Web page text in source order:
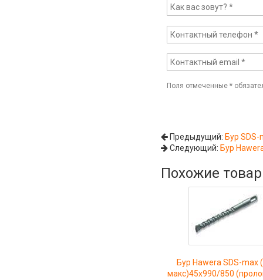
Поля отмеченные*
Предыдущий: Бур
Следующий: Бур
Похожие
Бур Hawera SDS-max
макс)45x990/850